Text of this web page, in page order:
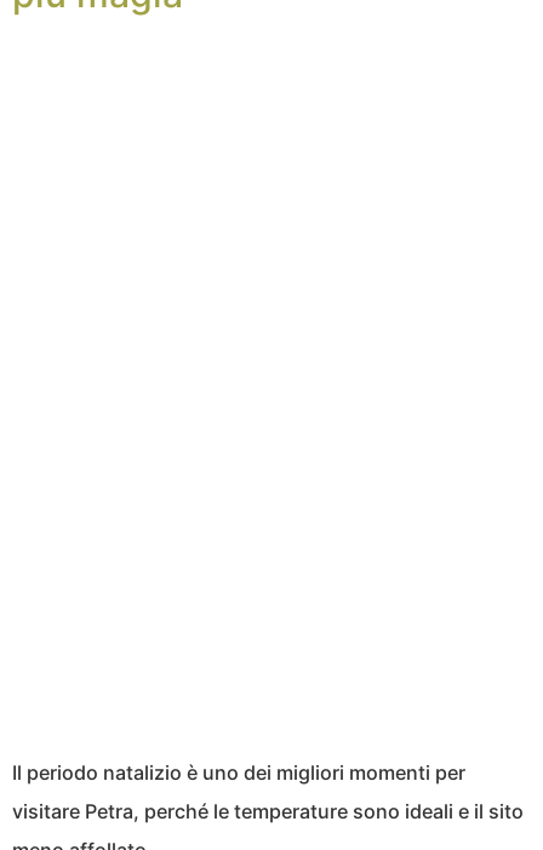
Il periodo natalizio è uno dei migliori momenti per
visitare Petra, perché le temperature sono ideali e il sito